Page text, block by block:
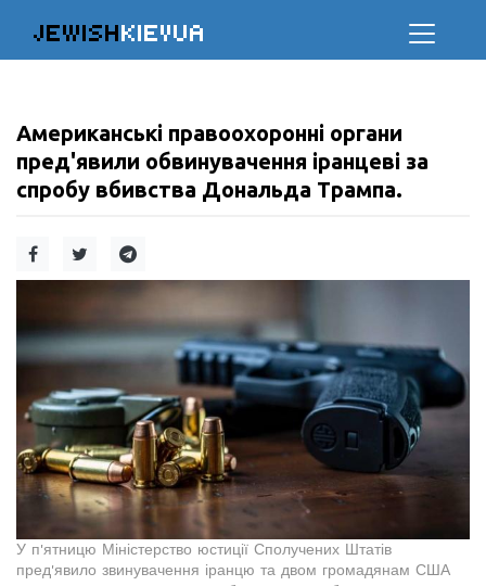
JEWISHKIEVUA
Американські правоохоронні органи
пред'явили обвинувачення іранцеві за
спробу вбивства Дональда Трампа.
У п'ятницю Міністерство юстиції Сполучених Штатів
пред'явило звинувачення іранцю та двом громадянам США